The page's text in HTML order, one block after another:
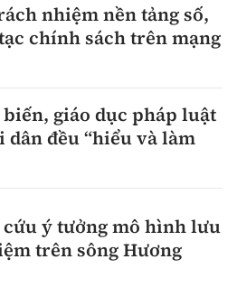
nhiệm nền tảng số,
chính sách trên mạng
giáo dục pháp luật
dân đều “hiểu và làm
cứu ý tưởng mô hình lưu
trên sông Hương